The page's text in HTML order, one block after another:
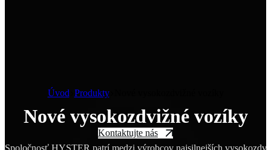
Úvod Produkty
Nové vysokozdvižné vozíky
Kontaktujte nás
Spoločnosť HYSTER patrí medzi výrobcov najsilnejších